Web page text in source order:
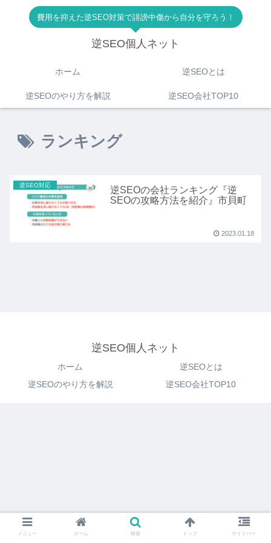
費用を抑えた逆SEO対策で誹謗中傷から自分を守ろう！
逆SEO個人ネット
ホーム 逆SEOとは
逆SEOのやり方を解説 逆SEO会社TOP10
ランキング
逆SEO対応
逆SEOの会社ランキング『逆
SEOの攻略方法を紹介』市貝町
2023.01.18
逆SEO個人ネット
ホーム
逆SEOとは
逆SEOのやり方を解説
逆SEO会社TOP10
メニュー ホーム 検索 トップ サイドバー